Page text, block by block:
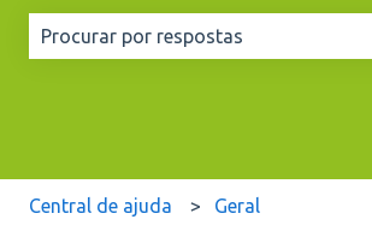
Central de ajuda Geral